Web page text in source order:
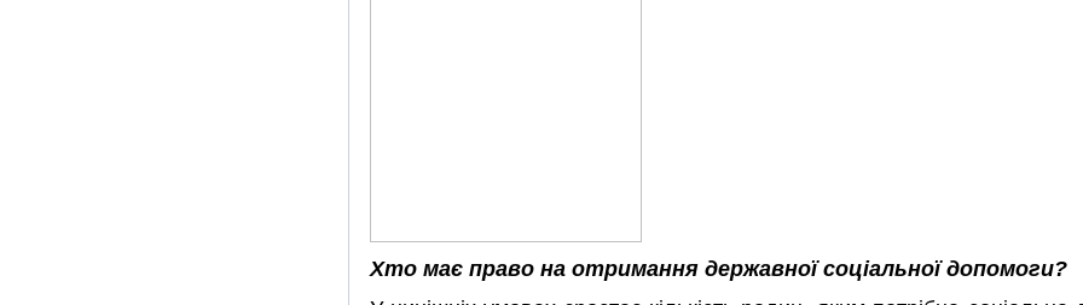
Хто має право на отримання державної соціальноїдопомоги?